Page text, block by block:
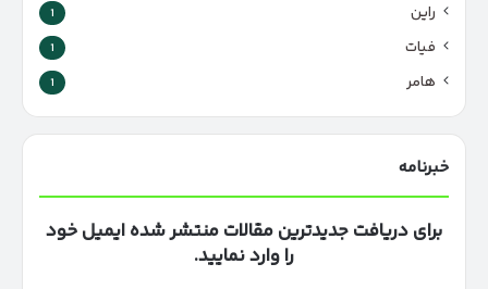
راین 1
فیات 1
هامر 1
خبرنامه
برای دریافت جدیدترین مقالات منتشر شده ایمیل خود
را وارد نمایید.